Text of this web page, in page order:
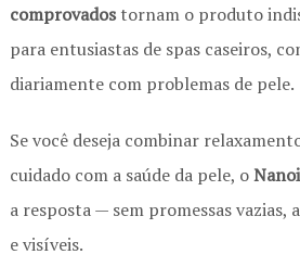
comprovadostornam o produto
para entusiastas de spas caseiros,
diariamente com problemas de pele.
Se você deseja combinar
cuidado com a saúde da pele, o
a resposta — sem promessas vazias,
e visíveis.